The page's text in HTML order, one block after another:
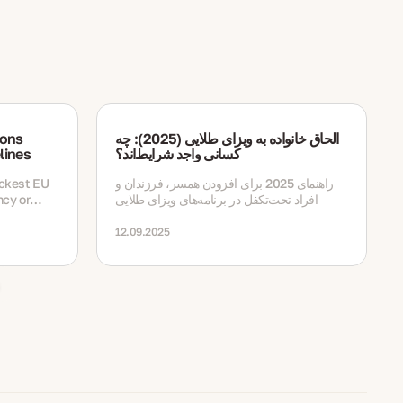
EU
or
الحاق خانواده به ویزای طلایی (2025): چه
کسانی واجد شرایط‌اند؟
راهنمای 2025 برای افزودن همسر، فرزندان و
افراد تحت‌تکفل در برنامه‌های ویزای طلایی
12.09.2025